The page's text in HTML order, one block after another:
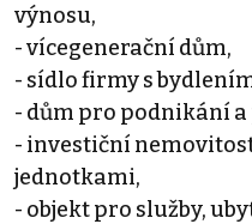
výnosu,
- vícegenerační dům,
- sídlo firmy s
- dům pro podnikání
- investiční
jednotkami,
- objekt pro služby,